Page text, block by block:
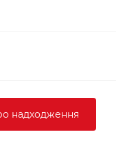
надходження